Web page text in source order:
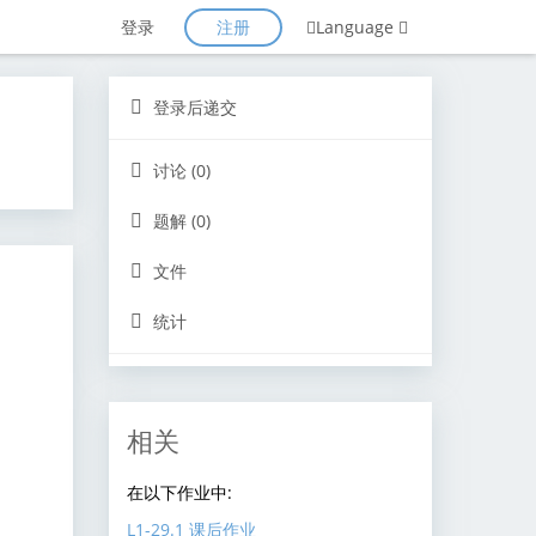
登录 注册 Language
登录后递交
讨论 (0)
题解 (0)
文件
统计
相关
在以下作业中:
L1-29.1 课后作业